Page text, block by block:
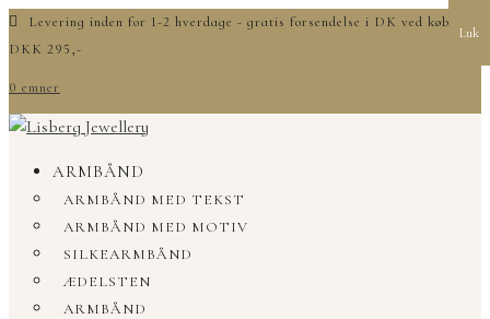
Levering inden for 1-2 hverdage - gratis forsendelse i DK ved køb over
DKK 295,-
0 emner
ARMBÅND
ARMBÅND MED TEKST
ARMBÅND MED MOTIV
SILKEARMBÅND
ÆDELSTEN
ARMBÅND
Luk